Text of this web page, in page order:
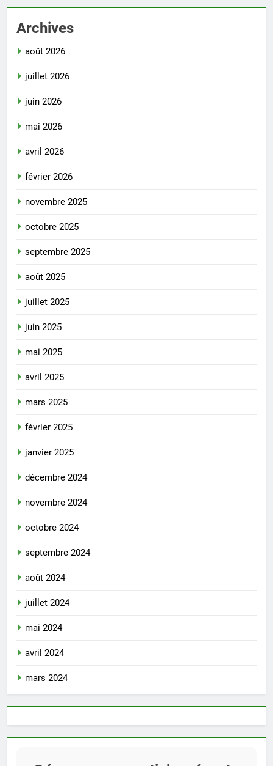
Archives
août 2026
juillet 2026
juin 2026
mai 2026
avril 2026
février 2026
novembre 2025
octobre 2025
septembre 2025
août 2025
juillet 2025
juin 2025
mai 2025
avril 2025
mars 2025
février 2025
janvier 2025
décembre 2024
novembre 2024
octobre 2024
septembre 2024
août 2024
juillet 2024
mai 2024
avril 2024
mars 2024